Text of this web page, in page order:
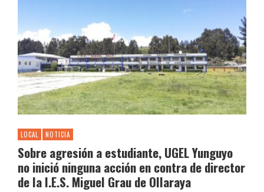
LOCAL NOTICIA
Sobre agresión a estudiante, UGEL Yunguyo
no inició ninguna acción en contra de director
de la I.E.S. Miguel Grau de Ollaraya